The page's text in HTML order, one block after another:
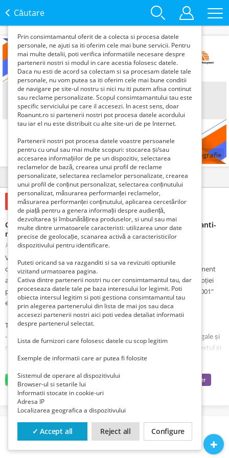
Căutare
fotografie
Detalii Contact
680 Lei
Curs online Implementarea sistemelor de management anti-
mită ISO 37001
Romania, Bucuresti, Bucuresti, Sector 1,
Vrei să înveți despre prevenirea și combaterea corupției în cadrul
organizației tale? Ai dorința de a implementa sisteme de management
anti-mită eficiente? Atunci cursul "Prevenirea și combaterea corupției
prin implementarea sistemelor de management anti-mită ISO 37001"
este soluția de care ai nevoie!
Tematica pe scurt:
- Cadrul legal privind faptele de corupție - Vei explora aspectele legale și
reglementările asociate corupției pentru a înțelege mai bine contextul și
importanța prevenirii acestui fenomen.
conceptul de anti-mită și principiile care stau la baza acestuia, obținând
instrumentele necesare pentru a preveni și combate mita în organizație.
- Abordarea bazată pe procese - Vei descoperi importanța abordării
bazate pe procese în implementarea unui sistem de management anti-
- Tipuri de procese într-un sistem de management - Vei explora diferitele
tipuri de procese necesare în cadrul unui sistem de management anti-
date sunt folosite pentru analizarea traffic-ului pe site-ul
Prin consimtamantul oferit de a colecta si procesa datele
personale, ne ajuti sa iti oferim cele mai bune servicii. Pentru
mai multe detalii, poti verifica informatiile necesare despre
partenerii nostri si modul in care acestia folosesc datele.
Daca nu esti de acord sa colectam si sa procesam datele tale
personale, nu vom putea sa iti oferim cele mai bune conditii
de navigare pe site-ul nostru si nici nu iti putem afisa continut
sau reclame personalizate. Scopul consimtamantului tau este
specific serviciului pe care il accesezi. In acest sens, doar
Roanunt.ro si partenerii nostri pot procesa datele acordului
tau iar el nu este distribuit cu alte site-uri de pe Internet.
Partenerii nostri pot procesa datele voastre persoanele
pentru cu unul sau mai multe scopuri: stocarea și/sau
accesarea informațiilor de pe un dispozitiv, selectarea
reclamelor de bază, crearea unui profil de reclame
personalizate, selectarea reclamelor personalizate, crearea
unui profil de conținut personalizat, selectarea conținutului
personalizat, măsurarea performanței reclamelor,
măsurarea performanței conținutului, aplicarea cercetărilor
de piață pentru a genera informații despre audiență,
dezvoltarea și îmbunătățirea produselor, si unul sau mai
multe dintre urmatoarele caracteristi: utilizarea unor date
precise de geolocație, scanarea activă a caracteristicilor
dispozitivului pentru identificare.
Puteti oricand sa va razganditi si sa va revizuiti optiunile
vizitand urmatoarea pagina.
Cativa dintre partenerii nostri nu cer consimtamantul tau, dar
proceseaza datele tale pe baza interesului lor legimit. Poti
obiecta intersul legitim si poti gestiona consimtamantul tau
prin alegerea partenerului din lista de mai jos sau daca
accesezi partenerii nostri aici poti vedea detaliat informatii
despre partenerul selectat.
Lista de furnizori care folosesc datele cu scop legitim
Exemple de informatii care ar putea fi folosite
Sistemul de operare al dispozitivului
Browser-ul si setarile lui
Informatii stocate in cookie-uri
Adresa IP
Localizarea geografica a dispozitivului
✓ Accept all Reject all Configure